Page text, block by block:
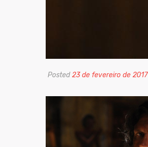
Posted23 de fevereiro de 2017